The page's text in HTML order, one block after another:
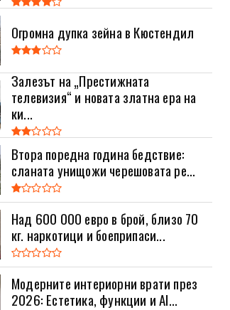
Огромна дупка зейна в Кюстендил
Залезът на „Престижната
телевизия“ и новата златна ера на
ки...
Втора поредна година бедствие:
сланата унищожи черешовата ре...
Над 600 000 евро в брой, близо 70
кг. наркотици и боеприпаси...
Модерните интериорни врати през
2026: Естетика, функции и AI...